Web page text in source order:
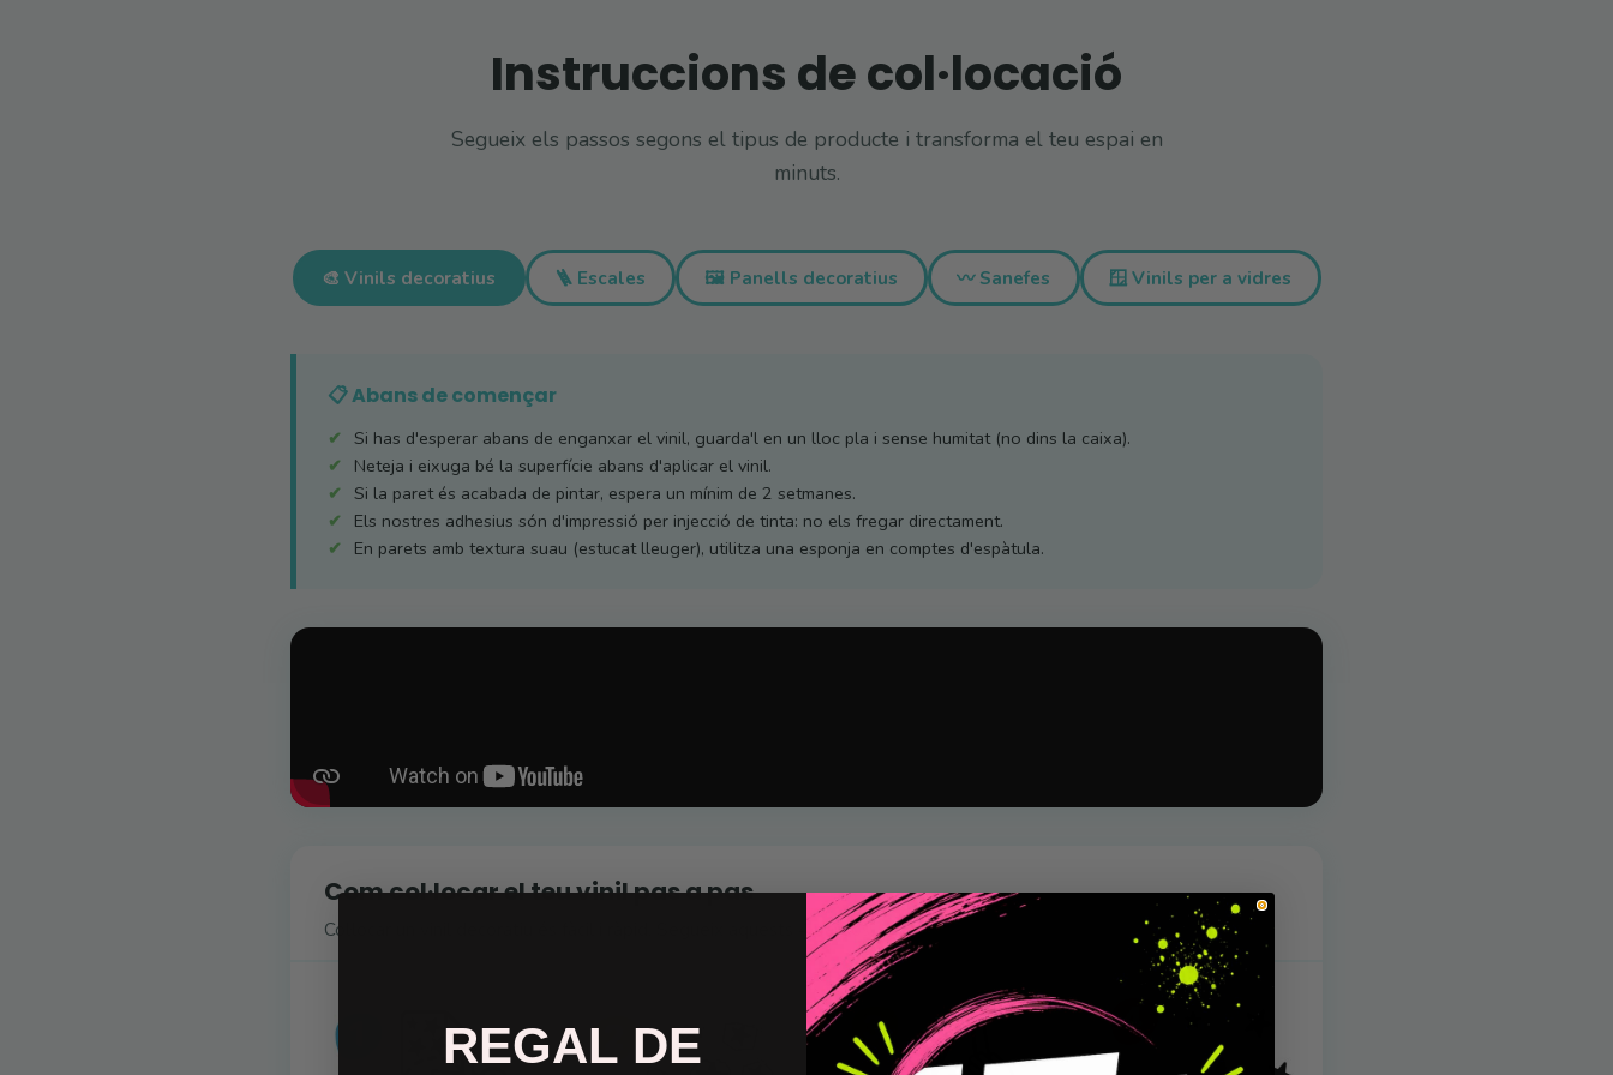
Instruccions de col·locació
Segueix els passos segons el tipus de producte i transforma el teu espai en
minuts.
🎨 Vinils decoratius 🪜 Escales 🖼️ Panells decoratius 〰️ Sanefes 🪟 Vinils per a vidres
📋 Abans de començar
Si has d'esperar abans de enganxar el vinil, guarda'l en un lloc pla i sense humitat (no dins la caixa).
Neteja i eixuga bé la superfície abans d'aplicar el vinil.
Si la paret és acabada de pintar, espera un mínim de 2 setmanes.
Els nostres adhesius són d'impressió per injecció de tinta: no els fregar directament.
En parets amb textura suau (estucat lleuger), utilitza una esponja en comptes d'espàtula.
Com col·locar el teu vinil pas a pas
Col·locar un vinil decoratiu és fàcil i ràpid. Segueix aquests 4 passos.
REGAL DE